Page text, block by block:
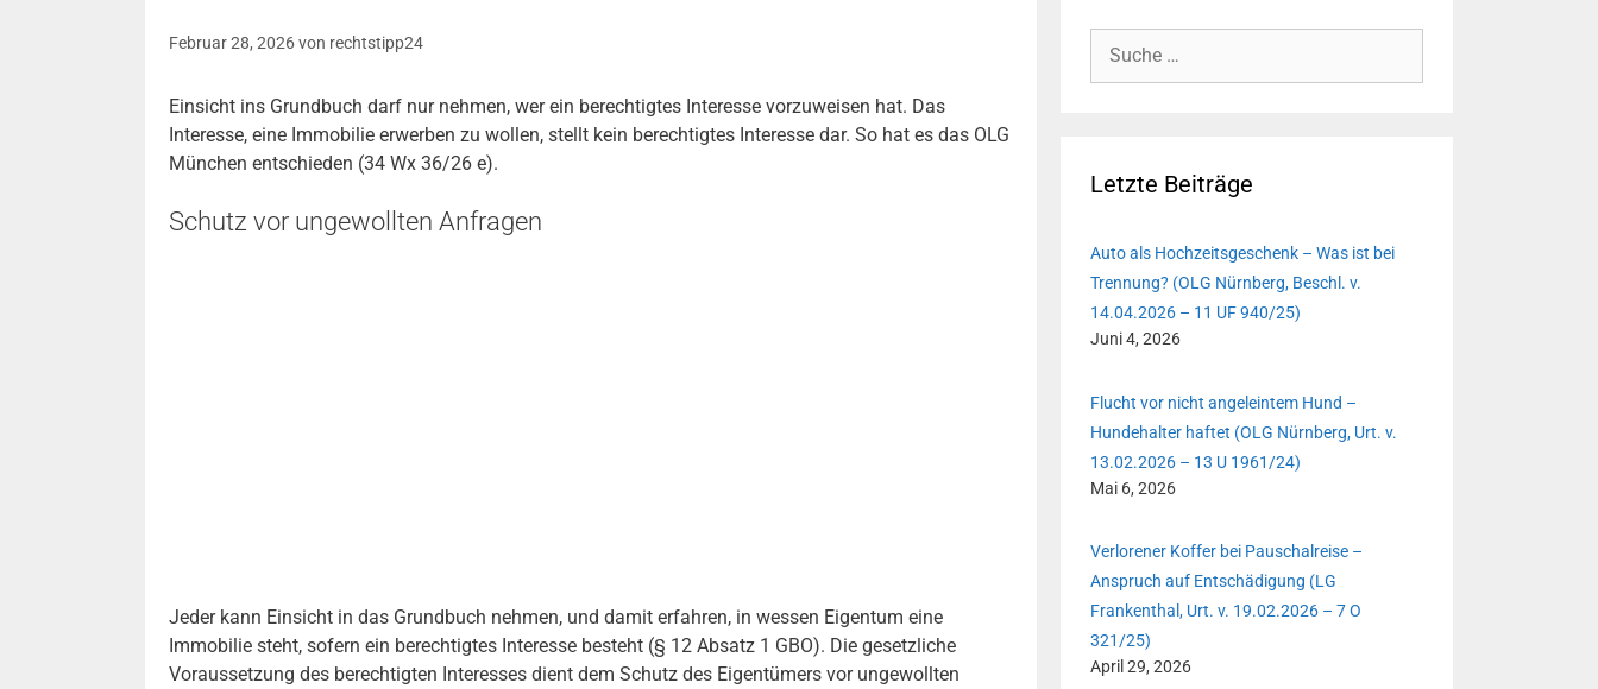
Februar 28, 2026von rechtstipp24
Einsicht ins Grundbuch darf nur nehmen, wer ein berechtigtes Interesse vorzuweisen hat. Das
Interesse, eine Immobilie erwerben zu wollen, stellt kein berechtigtes Interesse dar. So hat es das OLG
München entschieden (34 Wx 36/26 e).
Schutz vor ungewollten Anfragen
Jeder kann Einsicht in das Grundbuch nehmen, und damit erfahren, in wessen Eigentum eine
Immobilie steht, sofern ein berechtigtes Interesse besteht (§ 12 Absatz 1 GBO). Die gesetzliche
Voraussetzung des berechtigten Interesses dient dem Schutz des Eigentümers vor ungewollten
Suche
Letzte Beiträge
Auto als Hochzeitsgeschenk – Was ist bei
Trennung? (OLG Nürnberg, Beschl. v.
14.04.2026 – 11 UF 940/25)
Juni 4, 2026
Flucht vor nicht angeleintem Hund –
Hundehalter haftet (OLG Nürnberg, Urt. v.
13.02.2026 – 13 U 1961/24)
Mai 6, 2026
Verlorener Koffer bei Pauschalreise –
Anspruch auf Entschädigung (LG
Frankenthal, Urt. v. 19.02.2026 – 7 O
321/25)
April 29, 2026